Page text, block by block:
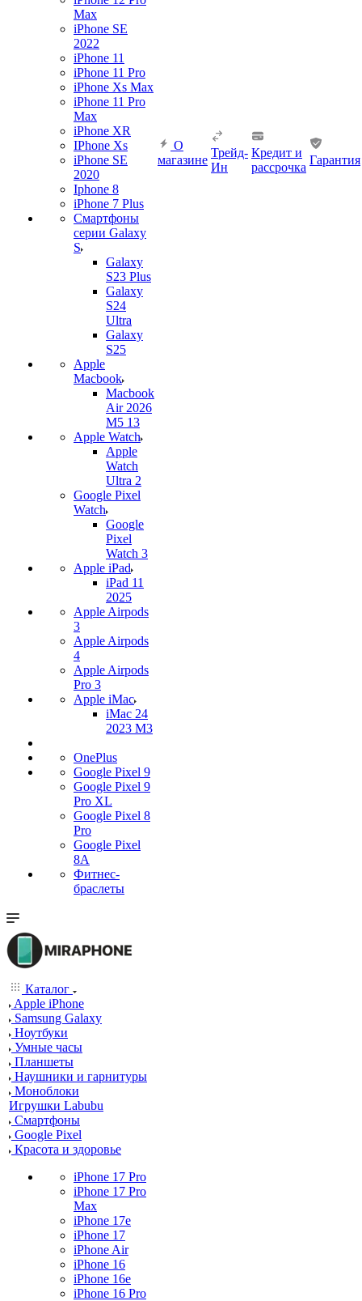
Max
iPhone SE
2022
iPhone 11
iPhone 11 Pro
iPhone Xs Max
iPhone 11 Pro
Max
iPhone XR
IPhone Xs
iPhone SE
2020
Iphone 8
iPhone 7 Plus
Смартфоны
серии Galaxy
S
Galaxy
S23 Plus
Galaxy
S24
Ultra
Galaxy
S25
Apple
Macbook
Macbook
Air 2026
M5 13
Apple Watch
Apple
Watch
Ultra 2
Google Pixel
Watch
Google
Pixel
Watch 3
Apple iPad
iPad 11
2025
Apple Airpods
3
Apple Airpods
4
Apple Airpods
Pro 3
Apple iMac
iMac 24
2023 M3
OnePlus
Google Pixel 9
Google Pixel 9
Pro XL
Google Pixel 8
Pro
Google Pixel
8A
Фитнес-
браслеты
О
магазине
Трейд-
Ин
Кредит и
рассрочка
Гарантия
Каталог
Apple iPhone
Samsung Galaxy
Ноутбуки
Умные часы
Планшеты
Наушники и гарнитуры
Моноблоки
Игрушки Labubu
Смартфоны
Google Pixel
Красота и здоровье
iPhone 17 Pro
iPhone 17 Pro
Max
iPhone 17e
iPhone 17
iPhone Air
iPhone 16
iPhone 16e
iPhone 16 Pro